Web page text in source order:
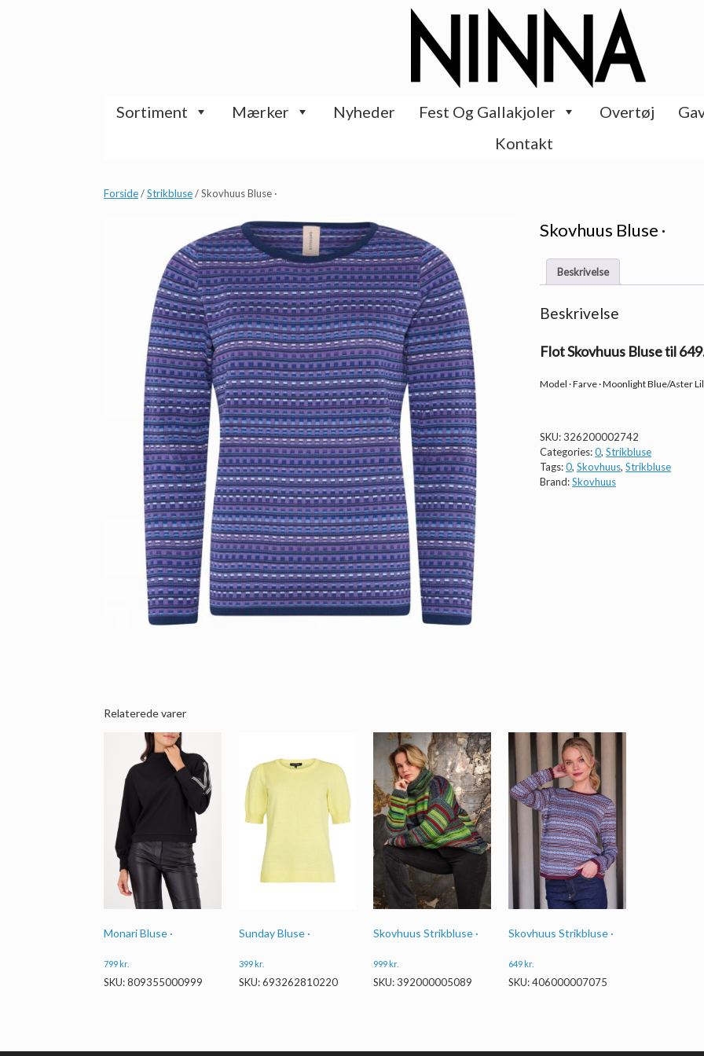
Sortiment Mærker Nyheder Fest Og Gallakjoler Overtøj
Kontakt
Forside/Strikbluse/ Skovhuus Bluse ·
Skovhuus Bluse ·
Beskrivelse
Beskrivelse
Flot Skovhuus Bluse til
Model · Farve · Moonlight Blue/Aster
SKU:326200002742
Categories:0, Strikbluse
Tags:0, Skovhuus, Strikbluse
Brand:Skovhuus
Relaterede varer
Monari Bluse ·
799 kr.
SKU: 809355000999
Sunday Bluse ·
399kr.
SKU: 693262810220
Skovhuus Strikbluse ·
999 kr.
SKU: 392000005089
Skovhuus Strikbluse ·
649 kr.
SKU: 406000007075